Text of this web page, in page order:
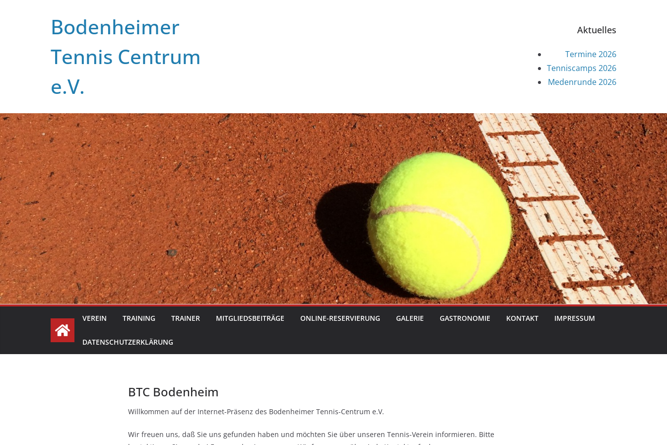
Bodenheimer
Tennis Centrum
e.V.
Aktuelles
Termine 2026
Tenniscamps 2026
Medenrunde 2026
VEREIN TRAINING TRAINER MITGLIEDSBEITRÄGE ONLINE-RESERVIERUNG GALERIE GASTRONOMIE KONTAKT IMPRESSUM
DATENSCHUTZERKLÄRUNG
BTC Bodenheim
Willkommen auf der Internet-Präsenz des Bodenheimer Tennis-Centrum e.V.
Wir freuen uns, daß Sie uns gefunden haben und möchten Sie über unseren Tennis-Verein informieren. Bitte